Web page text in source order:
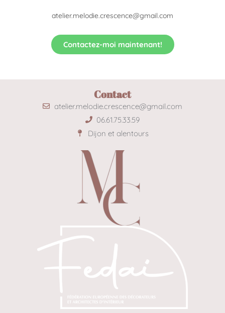
atelier.melodie.crescence@gmail.com
Contactez-moi maintenant!
Contact
atelier.melodie.crescence@gmail.com
06.61.75.33.59
Dijon et alentours